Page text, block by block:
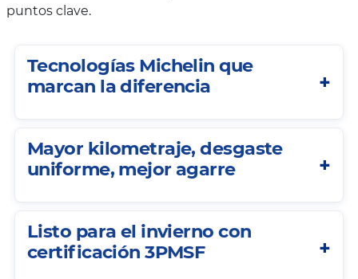
puntos clave.
Tecnologías Michelin que
marcan la diferencia
Mayor kilometraje, desgaste
uniforme, mejor agarre
Listo para el invierno con
certificación 3PMSF